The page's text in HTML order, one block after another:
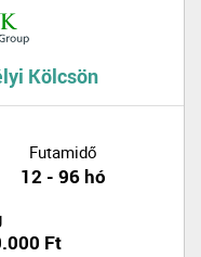
Kölcsön
Futamidő
12 - 96 hó
Ft